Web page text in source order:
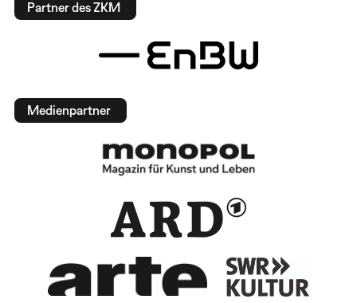
Partner des ZKM
Medienpartner